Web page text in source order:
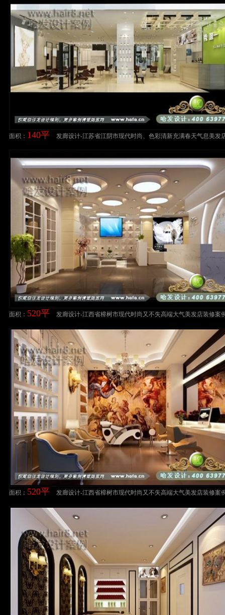
面积： 140平
发廊设计-江苏省江阴市现代时尚、色彩清新充满春天气息美发
面积： 520平
发廊设计-江西省樟树市现代时尚又不失高端大气美发店装修案
面积： 520平
发廊设计-江西省樟树市现代时尚又不失高端大气美发店装修案